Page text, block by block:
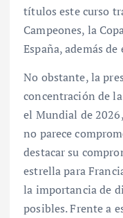
títulos este curso
Campeones, la
España, además
No obstante, la
concentración de
el Mundial de
no parece
destacar su
estrella para
la importancia de
posibles. Frente a